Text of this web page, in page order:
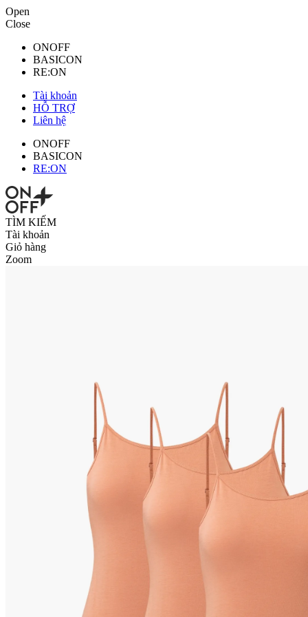
Open
Close
ONOFF
BASICON
RE:ON
Tài khoản
HỖ TRỢ
Liên hệ
ONOFF
BASICON
RE:ON
TÌM KIẾM
Tài khoản
Giỏ hàng
Zoom